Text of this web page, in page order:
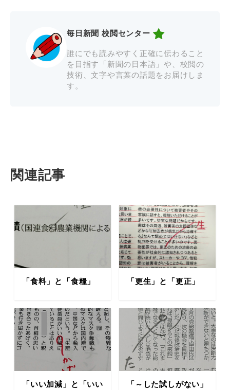
毎日新聞 校閲センター
誰にでも読みやすく正確に伝わること
を目指す「新聞の日本語」や、校閲の
技術、文字や言葉の話題をお届けしま
す。
関連記事
「食料」と「食糧」 「更生」と「更正」
「いい加減」と「いい
「～した試しがない」